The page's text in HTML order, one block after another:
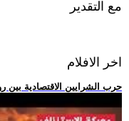
مع التقدير
اخر الافلام
.. حرب الشرايين الاقتصادية بين